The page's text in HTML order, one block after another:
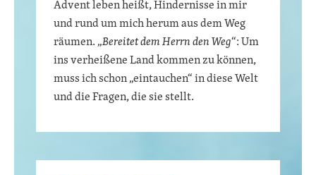
Advent leben heißt, Hindernisse in mir
und rund um mich herum aus dem Weg
räumen. „Bereitet dem Herrn den Weg“: Um
ins verheißene Land kommen zu können,
muss ich schon „eintauchen“ in diese Welt
und die Fragen, die sie stellt.